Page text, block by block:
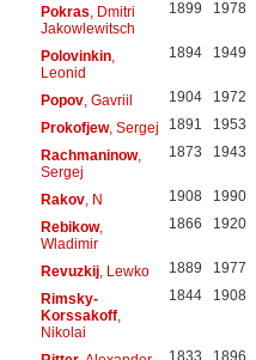
Pokras , Dmitri
Jakowlewitsch
1899 1978
Polovinkin,
Leonid
1894 1949
Popov, Gavriil 1904 1972
Prokofjew, Sergej 1891 1953
Rachmaninow,
Sergej
1873 1943
Rakov, N 1908 1990
Rebikow,
Wladimir
1866 1920
Revuzkij, Lewko 1889 1977
Rimsky-
Korssakoff,
Nikolai
1844 1908
1833 1896